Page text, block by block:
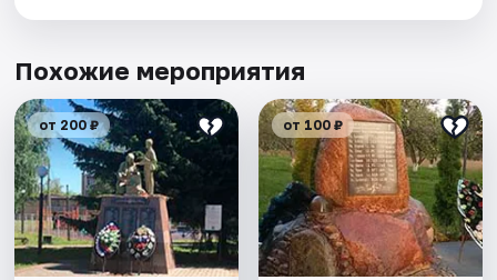
Похожие мероприятия
от 200 ₽ от 100 ₽